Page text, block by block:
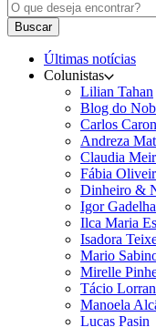
Buscar
Últimas notícias
Colunistas
Lilian Tahan
Blog do
Carlos
Andreza
Claudia
Fábia
Dinheiro &
Igor Gadelha
Ilca Maria
Isadora
Mario
Mirelle
Tácio Lorran
Manoela
Lucas Pasin